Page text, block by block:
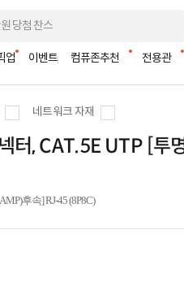
업 이벤트 컴퓨존추천 전용관
네트워크 자재
터, CAT.5E UTP [
후속] RJ-45 (8P8C)